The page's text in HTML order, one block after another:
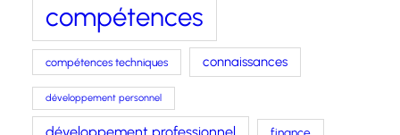
compétences
compétences techniques connaissances
développement personnel